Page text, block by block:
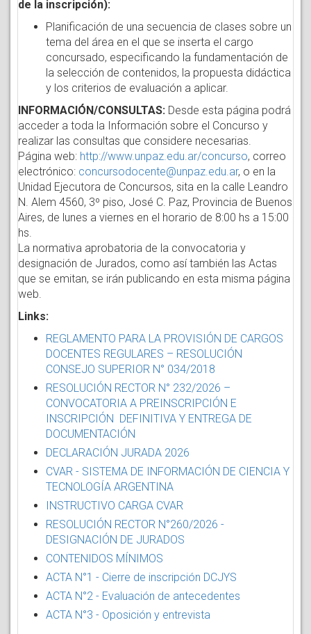
de la inscripción):
Planificación de una secuencia de clases sobre un
tema del área en el que se inserta el cargo
concursado, especificando la fundamentación de
la selección de contenidos, la propuesta didáctica
y los criterios de evaluación a aplicar.
INFORMACIÓN/CONSULTAS: Desde esta página podrá
acceder a toda la Información sobre el Concurso y
realizar las consultas que considere necesarias.
Página web: http://www.unpaz.edu.ar/concurso, correo
electrónico: concursodocente@unpaz.edu.ar, o en la
Unidad Ejecutora de Concursos, sita en la calle Leandro
N. Alem 4560, 3º piso, José C. Paz, Provincia de Buenos
Aires, de lunes a viernes en el horario de 8:00 hs a 15:00
hs.
La normativa aprobatoria de la convocatoria y
designación de Jurados, como así también las Actas
que se emitan, se irán publicando en esta misma página
web.
Links:
REGLAMENTO PARA LA PROVISIÓN DE CARGOS
DOCENTES REGULARES – RESOLUCIÓN
CONSEJO SUPERIOR N° 034/2018
RESOLUCIÓN RECTOR N° 232/2026 –
CONVOCATORIA A PREINSCRIPCIÓN E
INSCRIPCIÓN DEFINITIVA Y ENTREGA DE
DOCUMENTACIÓN
DECLARACIÓN JURADA 2026
CVAR - SISTEMA DE INFORMACIÓN DE CIENCIA Y
TECNOLOGÍA ARGENTINA
INSTRUCTIVO CARGA CVAR
RESOLUCIÓN RECTOR N°260/2026 -
DESIGNACIÓN DE JURADOS
CONTENIDOS MÍNIMOS
ACTA N°1 - Cierre de inscripción DCJYS
ACTA N°2 - Evaluación de antecedentes
ACTA N°3 - Oposición y entrevista